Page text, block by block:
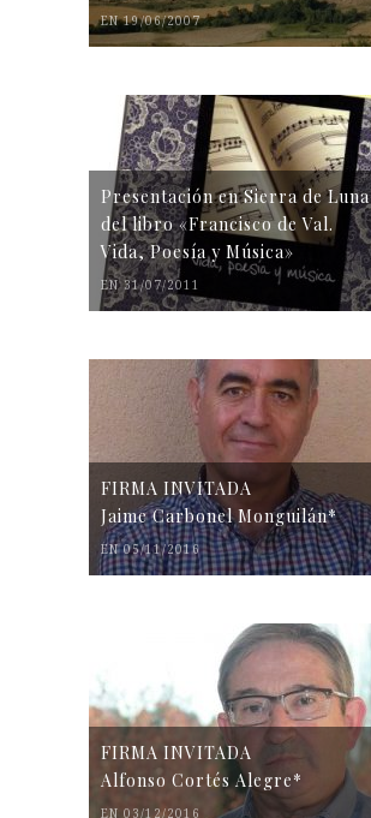
EN 19/06/2007
Presentación en Sierra de Luna
del libro «Francisco de Val.
Vida, Poesía y Música»
EN 31/07/2011
FIRMA INVITADA
Jaime Carbonel Monguilán*
EN 05/11/2016
FIRMA INVITADA
Alfonso Cortés Alegre*
EN 03/12/2016